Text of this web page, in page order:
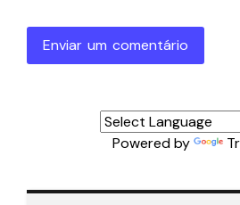
Enviar um comentário
Powered by